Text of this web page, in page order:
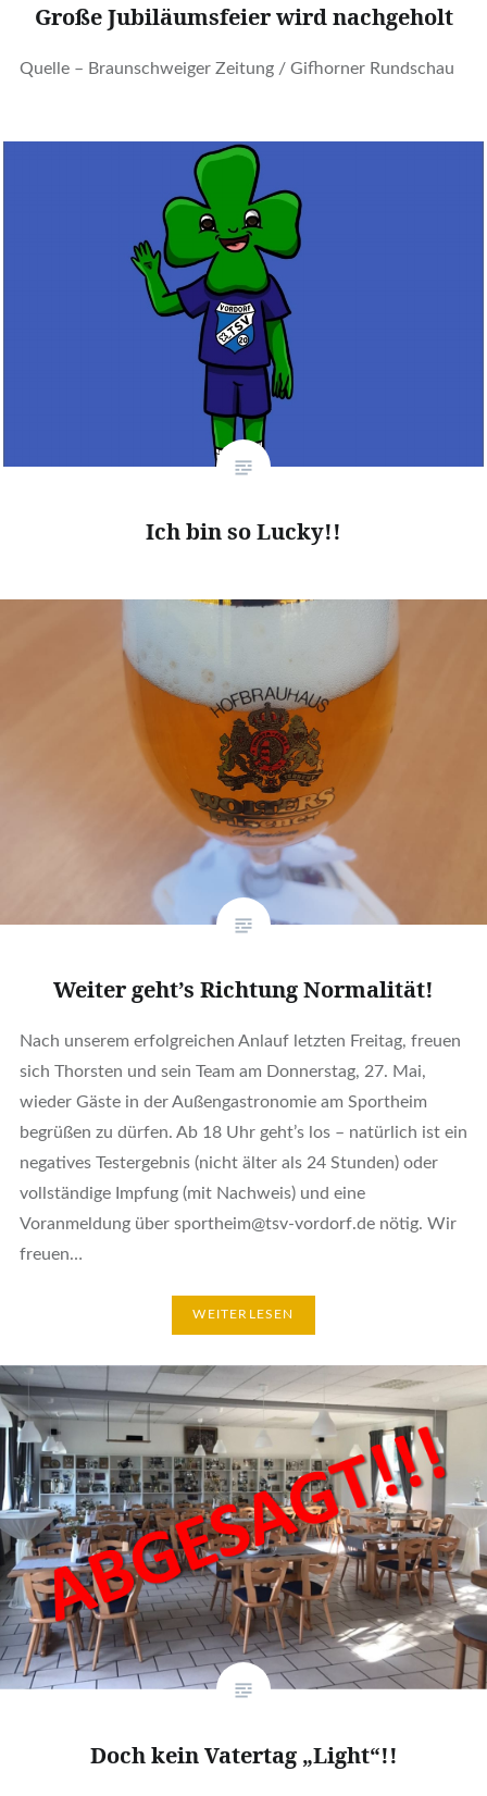
Große Jubiläumsfeier wird nachgeholt
Quelle – Braunschweiger Zeitung / Gifhorner Rundschau
Ich bin so Lucky!!
Weiter geht’s Richtung Normalität!
Nach unserem erfolgreichen Anlauf letzten Freitag, freuen
sich Thorsten und sein Team am Donnerstag, 27. Mai,
wieder Gäste in der Außengastronomie am Sportheim
begrüßen zu dürfen. Ab 18 Uhr geht’s los – natürlich ist ein
negatives Testergebnis (nicht älter als 24 Stunden) oder
vollständige Impfung (mit Nachweis) und eine
Voranmeldung über sportheim@tsv-vordorf.de nötig. Wir
freuen…
WEITERLESEN
Doch kein Vatertag „Light“!!